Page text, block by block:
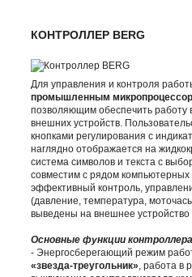
КОНТРОЛЛЕР BERG
Для управления и контроля
промышленным
позволяющим обеспечить работу
внешних устройств.
кнопками регулирования с
наглядно отображается на
система символов и текста с
совместим с рядом
эффективный контроль,
(давление, температура,
выведены на внешнее устройство
Основные функции контроллера
- Энергосберегающий режим
«звезда-треугольник» , работа в